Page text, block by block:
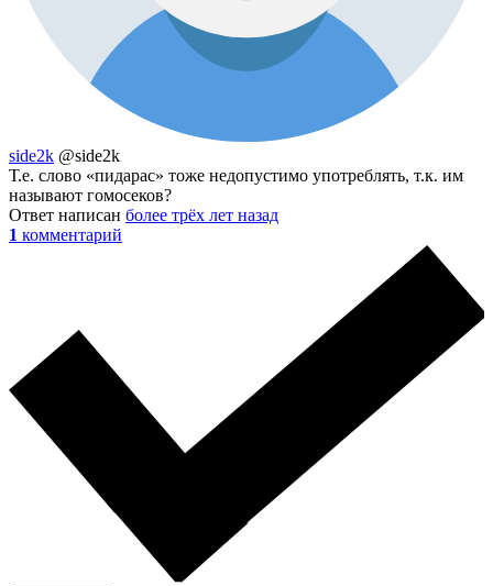
side2k @side2k
Т.е. слово «пидарас» тоже недопустимо употреблять, т.к. им
называют гомосеков?
Ответ написан более трёх лет назад
1 комментарий